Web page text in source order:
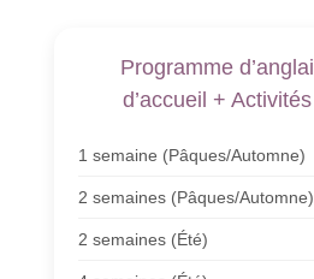
Programme
d’accueil +
1 semaine (Pâques/Automne)
2 semaines (Pâques/Automne)
2 semaines (Été)